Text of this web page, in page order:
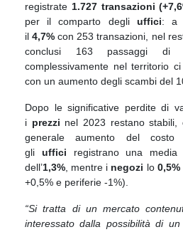
registrate 1.727 transazioni
per il comparto degli uffici:
il4,7% con 253 transazioni, nel
conclusi 163 passaggi di
complessivamente nel territorio
con un aumento degli scambi del
Dopo le significative perdite di
i prezzi nel 2023 restano stabili,
generale aumento del
gli uffici registrano una
dell’1,3% , mentre i negozi lo 0,5%
+0,5% e periferie -1%).
“Si tratta di un mercato
interessato dalla possibilità di